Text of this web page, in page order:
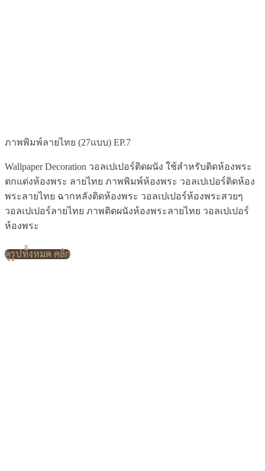
ภาพพิมพ์ลายไทย (27แบบ) EP.7
Wallpaper Decoration วอลเปเปอร์ติดผนัง ใช้สำหรับติดห้องพระ
ตกแต่งห้องพระ ลายไทย ภาพพิมพ์ห้องพระ วอลเปเปอร์ติดห้อง
พระลายไทย ฉากหลังติดห้องพระ วอลเปเปอร์ห้องพระสวยๆ
วอลเปเปอร์ลายไทย ภาพติดผนังห้องพระลายไทย วอลเปเปอร์
ห้องพระ
ดูรูปทั้งหมด คลิก